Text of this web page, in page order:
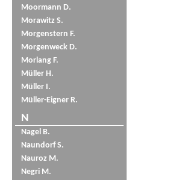
Moormann D.
Morawitz S.
Morgenstern F.
Morgenweck D.
Morlang F.
Müller H.
Müller I.
Müller-Eigner R.
N
Nagel B.
Naundorf S.
Nauroz M.
Negri M.